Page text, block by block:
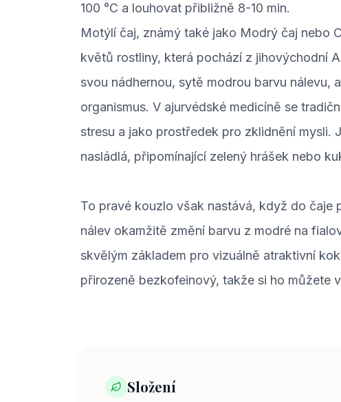
100 °C a louhovat přibližně 8-10 min.
Motýlí čaj, známý také jako Modrý čaj nebo
květů rostliny, která pochází z jihovýchodní
svou nádhernou, sytě modrou barvu nálevu,
organismus. V ajurvédské medicíně se
stresu a jako prostředek pro zklidnění mysli.
nasládlá, připomínající zelený hrášek nebo
To pravé kouzlo však nastává, když do čaje
nálev okamžitě změní barvu z modré na
skvělým základem pro vizuálně atraktivní
přirozeně bezkofeinový, takže si ho můžete
Složení